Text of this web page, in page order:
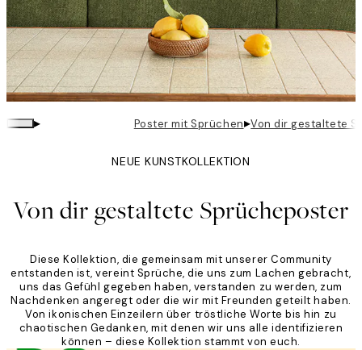
▸ Poster mit Sprüchen▸Von dir gestaltete
NEUE KUNSTKOLLEKTION
Von dir gestaltete Sprücheposter
Diese Kollektion, die gemeinsam mit unserer Community
entstanden ist, vereint Sprüche, die uns zum Lachen gebracht,
uns das Gefühl gegeben haben, verstanden zu werden, zum
Nachdenken angeregt oder die wir mit Freunden geteilt haben.
Von ikonischen Einzeilern über tröstliche Worte bis hin zu
chaotischen Gedanken, mit denen wir uns alle identifizieren
können – diese Kollektion stammt von euch.